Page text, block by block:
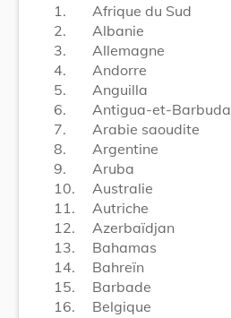
1.
Afrique du Sud
2.
Albanie
3.
Allemagne
4.
Andorre
5.
Anguilla
6.
Antigua-et-Barbuda
7.
Arabie saoudite
8.
Argentine
9.
Aruba
10.
Australie
11.
Autriche
12.
Azerbaïdjan
13.
Bahamas
14.
Bahreïn
15.
Barbade
16.
Belgique